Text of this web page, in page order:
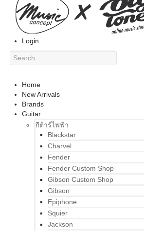
Login
Home
New Arrivals
Brands
Guitar
กีต้าร์ไฟฟ้า
Blackstar
Charvel
Fender
Fender Custom Shop
Gibson Custom Shop
Gibson
Epiphone
Squier
Jackson